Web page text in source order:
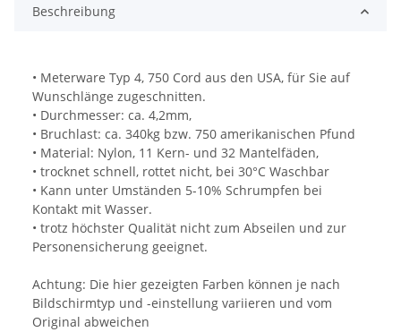
Beschreibung
• Meterware Typ 4, 750 Cord aus den USA, für Sie auf
Wunschlänge zugeschnitten.
• Durchmesser: ca. 4,2mm,
• Bruchlast: ca. 340kg bzw. 750 amerikanischen Pfund
• Material: Nylon, 11 Kern- und 32 Mantelfäden,
• trocknet schnell, rottet nicht, bei 30°C Waschbar
• Kann unter Umständen 5-10% Schrumpfen bei
Kontakt mit Wasser.
• trotz höchster Qualität nicht zum Abseilen und zur
Personensicherung geeignet.
Achtung: Die hier gezeigten Farben können je nach
Bildschirmtyp und -einstellung variieren und vom
Original abweichen